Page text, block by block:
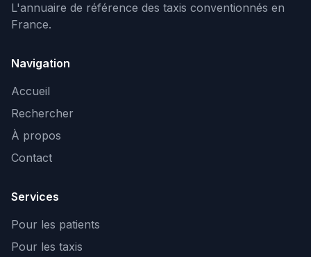
L'annuaire de référence des taxis conventionnés en
France.
Navigation
Accueil
Rechercher
À propos
Contact
Services
Pour les patients
Pour les taxis